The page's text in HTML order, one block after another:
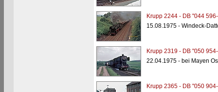
Krupp 2244 - DB "044
15.08.1975 - Windeck-
Krupp 2319 - DB "050
22.04.1975 - bei Mayen
Krupp 2365 - DB "050